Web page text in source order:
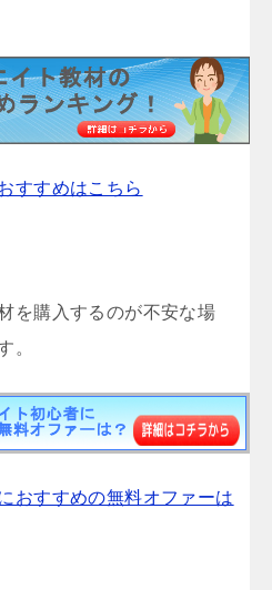
すすめはこちら
を購入するのが不安な場
。
おすすめの無料オファーは